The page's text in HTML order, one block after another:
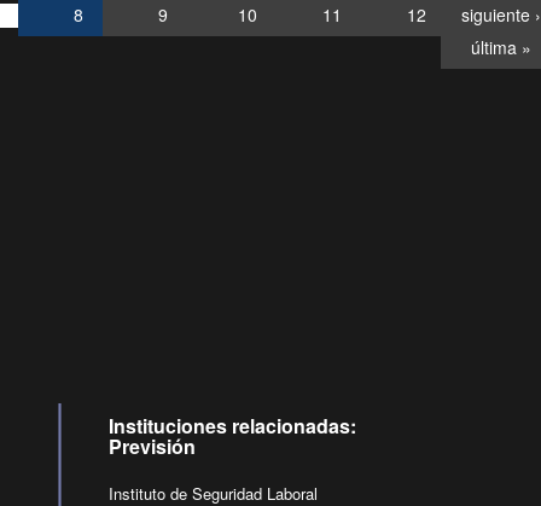
8
9 10 11 12
siguiente ›
última »
Instituciones relacionadas:
Previsión
Instituto de Seguridad Laboral